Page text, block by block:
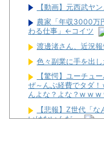
【動画】元西武ヤ
農家「年収3000万
わる仕事」←コイツ
渡邊渚さん、近況
色々副業に手を出
【驚愕】ユーチュ
ぜ～んぶ経費でタダ
んよな？よな？w w
【悲報】Z世代「
いけないんだ」